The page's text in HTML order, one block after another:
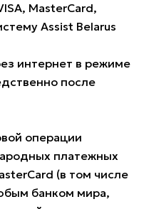
MasterCard,
Assist Belarus
интернет в режиме
после
операции
платежных
(в том числе
банком мира,